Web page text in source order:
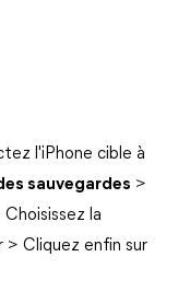
l'iPhone cible à
sauvegardes >
Choisissez la
> Cliquez enfin sur